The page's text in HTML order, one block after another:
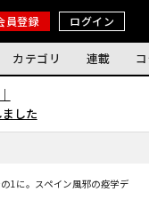
員登録 ログイン
カテゴリ 連載
した
1に。スペイン風邪の疫学デー